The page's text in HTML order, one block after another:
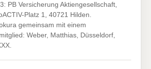
PB Versicherung Aktiengesellschaft,
Platz 1, 40721 Hilden.
gemeinsam mit einem
Weber, Matthias, Düsseldorf,